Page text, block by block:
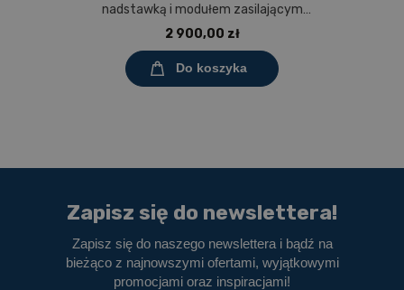
nadstawką i modułem zasilającym
Prostokąt 1200x600 mm, rozmiar 4-6, blat
2 900,00 zł
Do koszyka
Zapisz się do newslettera!
Zapisz się do naszego newslettera i bądź na
bieżąco z najnowszymi ofertami, wyjątkowymi
promocjami oraz inspiracjami!